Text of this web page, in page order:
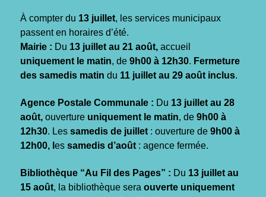
À compter du 13 juillet, les services municipaux
passent en horaires d’été.
Mairie : Du 13 juillet au 21 août, accueil
uniquement le matin, de 9h00 à 12h30. Fermeture
des samedis matin du 11 juillet au 29 août inclus.
Agence Postale Communale : Du 13 juillet au 28
août, ouverture uniquement le matin, de 9h00 à
12h30. Les samedis de juillet : ouverture de 9h00 à
12h00, l es samedis d’août : agence fermée.
Bibliothèque “Au Fil des Pages” : Du 13 juillet au
15 août, la bibliothèque sera ouverte uniquement